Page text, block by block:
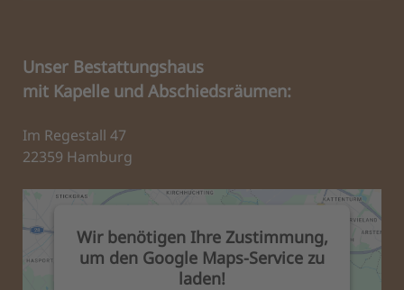
Akzeptieren
powered byUsercentrics Consent
Unser Bestattungshaus
mit Kapelle und Abschiedsräumen:
Im Regestall 47
22359 Hamburg
Wir benötigen Ihre Zustimmung,
um den Google Maps-Service zu
laden!